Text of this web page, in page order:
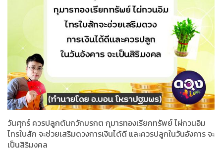
วันศุกร์ ควรปลูกต้นกวักมรกต กุมารทองเรียกทรัพย์ ไผ่กวนอิม
ไทรใบสัก จะช่วยเสริมดวงการเงินได้ดี และควรปลูกในวันอังคาร จะ
เป็นสิริมงคล